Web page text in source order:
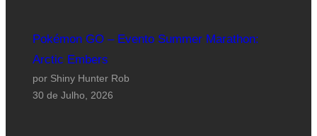
Pokémon GO – Evento Summer Marathon:
Arctic Embers
por Shiny Hunter Rob
30 de Julho, 2026